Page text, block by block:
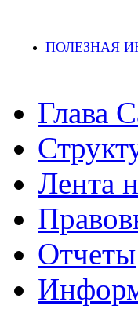
ПОЛЕЗНАЯ
Глава
Лента
Отчеты